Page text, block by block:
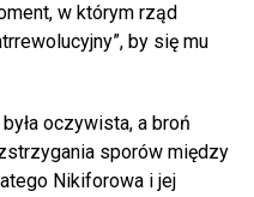
w którym rząd
by się mu
oczywista, a broń
sporów między
Nikiforowa i jej